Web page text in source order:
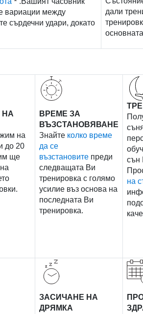
вариации между
сърдечни удари, докато
дали
НА
на
до 20
ще
ВРЕМЕ ЗА
ВЪЗСТАНОВЯВАНЕ
Знайте колко време
да се
възстановите преди
следващата Ви
тренировка с голямо
усилие въз основа на
последната Ви
тренировка.
сън
на
ЗАСИЧАНЕ НА
ДРЯМКА